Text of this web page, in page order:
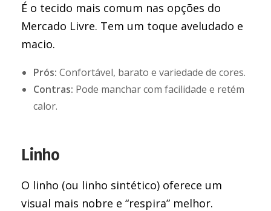
É o tecido mais comum nas opções do
Mercado Livre. Tem um toque aveludado e
macio.
Prós: Confortável, barato e variedade de cores.
Contras: Pode manchar com facilidade e retém
calor.
Linho
O linho (ou linho sintético) oferece um
visual mais nobre e “respira” melhor.